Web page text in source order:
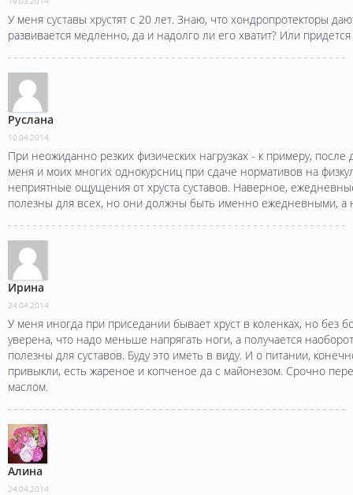
У меня суставы хрустят с 20 лет. Знаю, что хондропротекторы
развивается медленно, да и надолго ли его хватит? Или
Руслана
10.04.2014
При неожиданно резких физических нагрузках - к примеру, после
меня и моих многих однокурсниц при сдаче нормативов на
неприятные ощущения от хруста суставов. Наверное,
полезны для всех, но они должны быть именно ежедневными, а
Ирина
24.04.2014
У меня иногда при приседании бывает хруст в коленках, но без
уверена, что надо меньше напрягать ноги, а получается
полезны для суставов. Буду это иметь в виду. И о питании,
привыкли, есть жареное и копченое да с майонезом. Срочно
маслом.
Алина
24.04.2014